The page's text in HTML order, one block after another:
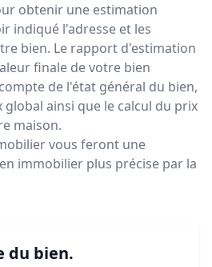
obtenir une estimation
indiqué l'adresse et les
bien. Le rapport d'estimation
finale de votre bien
de l'état général du bien,
ainsi que le calcul du prix
maison.
vous feront une
immobilier plus précise par la
du bien.